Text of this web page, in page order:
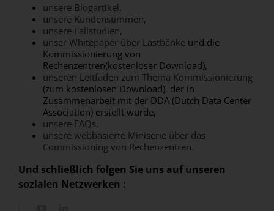
unsere Blogartikel,
unsere Kundenstimmen,
unsere Fallstudien,
unser Whitepaper über Lastbänkeund die
Kommissionierung von
Rechenzentren(kostenloser Download),
unseren Leitfaden zum Thema Kommissionierung
(zum kostenlosen Download), der in
Zusammenarbeit mit der DDA (Dutch Data Center
Association) erstellt wurde,
unsere FAQs,
unsere webbasierte Miniserie über das
Commissioning von Rechenzentren.
Und schließlich folgen Sie uns auf unseren
sozialen Netzwerken :